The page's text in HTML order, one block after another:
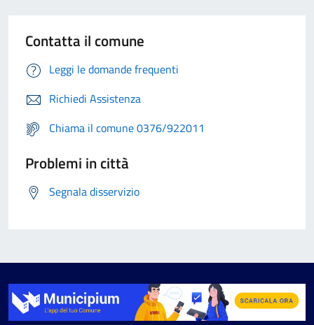
Contatta il comune
Leggi le domande frequenti
Richiedi Assistenza
Chiama il comune 0376/922011
Problemi in città
Segnala disservizio